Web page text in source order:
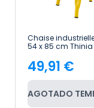
Chaise
54 x 85 cm
Price
49,91 €
AGOTADO